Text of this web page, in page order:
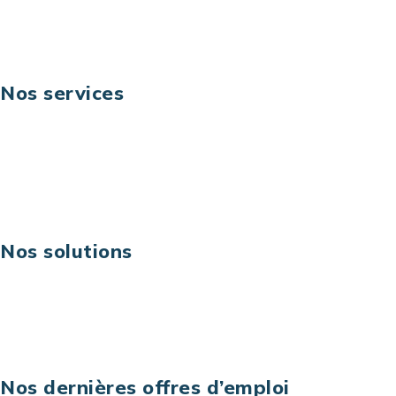
Nos services
Nos solutions
Nos dernières offres d’emploi